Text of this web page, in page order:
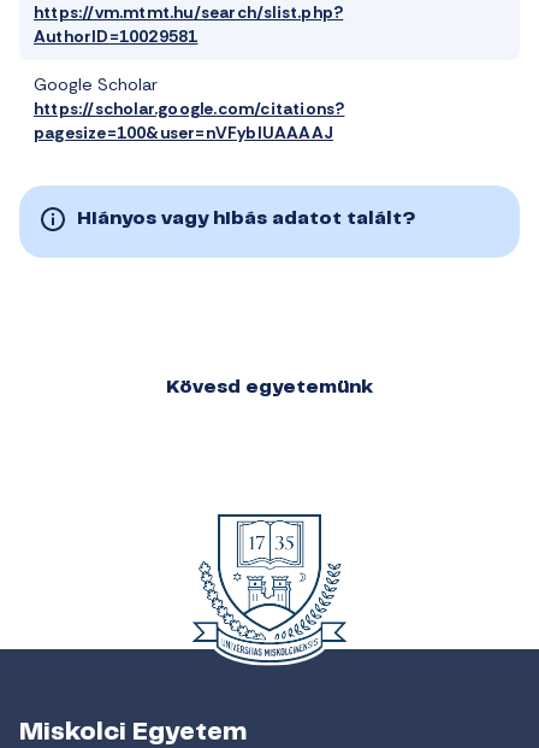
https://vm.mtmt.hu/search/slist.php?
AuthorID=10029581
Google Scholar
https://scholar.google.com/citations?
pagesize=100&user=nVFybIUAAAAJ
Hiányos vagy hibás adatot talált?
Kövesd egyetemünk
Miskolci Egyetem